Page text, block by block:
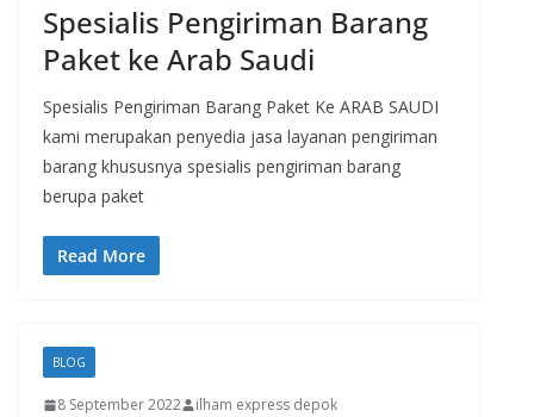
Spesialis Pengiriman Barang
Paket ke Arab Saudi
Spesialis Pengiriman Barang Paket Ke ARAB SAUDI
kami merupakan penyedia jasa layanan pengiriman
barang khususnya spesialis pengiriman barang
berupa paket
Read More
BLOG
8 September 2022 ilham express depok